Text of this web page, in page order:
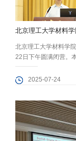
北京理工大学材料学
22日下午圆满闭营。
969名本科生报名，
上午，举行隆重的开
2025-07-24